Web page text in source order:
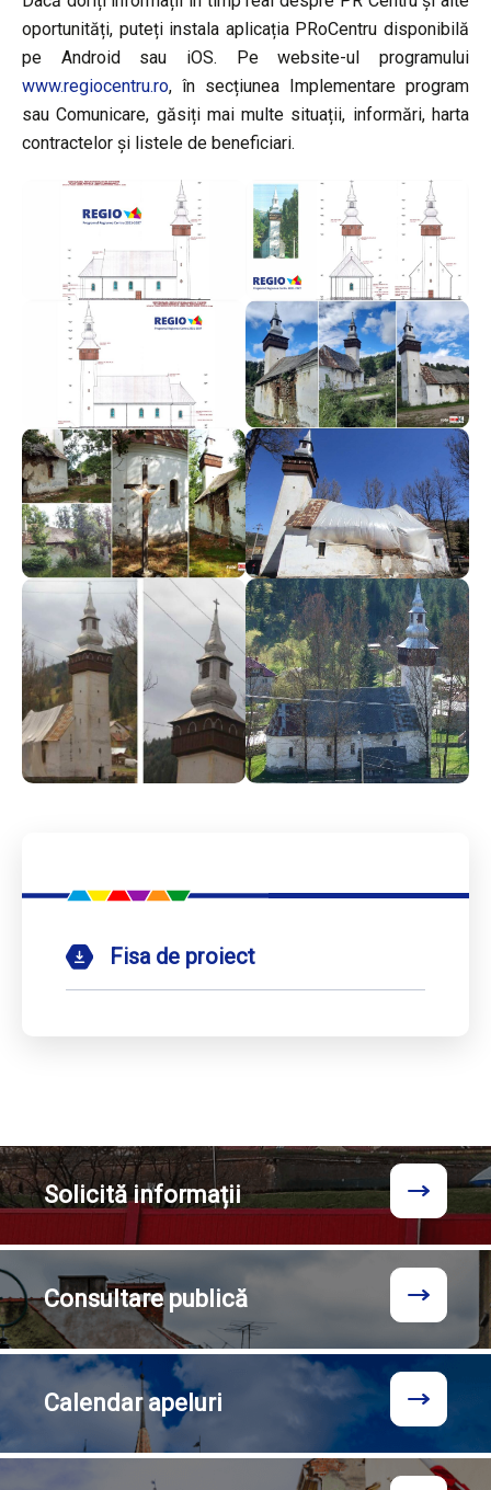
oportunități, puteți instala aplicația PRoCentru disponibilă
pe Android sau iOS. Pe website-ul programului
www.regiocentru.ro, în secțiunea Implementare program
sau Comunicare, găsiți mai multe situații, informări, harta
contractelor și listele de beneficiari.
Fisa de proiect
Solicităinformații
Consultarepublică
Calendarapeluri